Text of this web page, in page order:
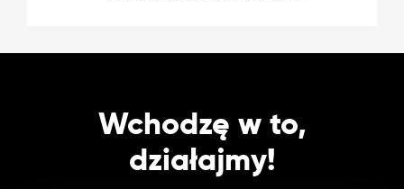
Wchodzę w to,
działajmy!